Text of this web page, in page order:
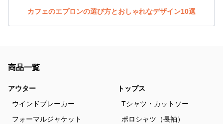
カフェのエプロンの選び方とおしゃれなデザイン10選
商品一覧
アウター
ウインドブレーカー
フォーマルジャケット
トップス
Tシャツ・カットソー
ポロシャツ（長袖）